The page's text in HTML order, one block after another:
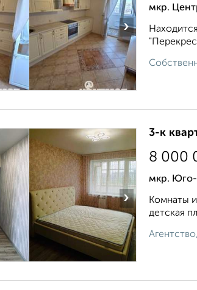
›
мкр.
›
3-к
8 000
мкр. Юго-
Комнаты
детская